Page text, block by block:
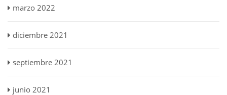
marzo 2022
diciembre 2021
septiembre 2021
junio 2021